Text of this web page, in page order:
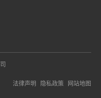
法律声明 隐私政策 网站地图